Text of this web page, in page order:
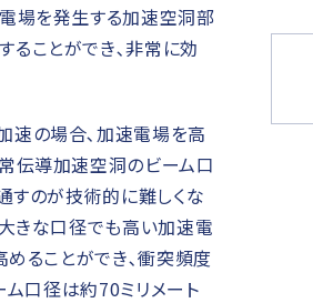
場を発生する加速空洞部
ることができ､非常に効
速の場合､加速電場を高
伝導加速空洞のビーム口
すのが技術的に難しくな
きな口径でも高い加速電
めることができ､衝突頻度
口径は約70ミリメート